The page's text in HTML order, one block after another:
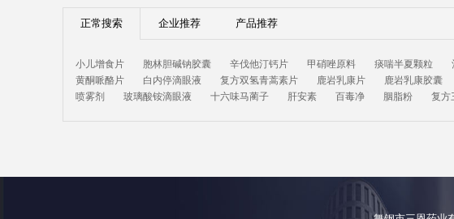
正常搜索 企业推荐 产品推荐
小儿增食片 胞林胆碱钠胶囊 辛伐他汀钙片 甲硝唑原料 痰喘半夏颗粒
黄酮哌酪片
白内停滴眼液 复方双氢青蒿素片 鹿岩乳康片 鹿岩乳康胶囊
喷雾剂
玻璃酸铵滴眼液 十六味马蔺子 肝安素 百毒净 胭脂粉 复方